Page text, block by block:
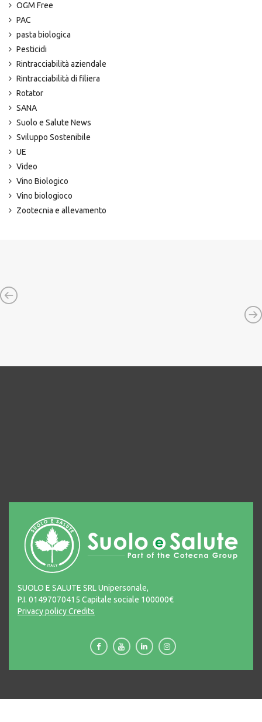
OGM Free
PAC
pasta biologica
Pesticidi
Rintracciabilità aziendale
Rintracciabilità di filiera
Rotator
SANA
Suolo e Salute News
Sviluppo Sostenibile
UE
Video
Vino Biologico
Vino biologioco
Zootecnia e allevamento
SUOLO E SALUTE SRL Unipersonale,
P.I. 01497070415 Capitale sociale 100000€
Privacy policyCredits